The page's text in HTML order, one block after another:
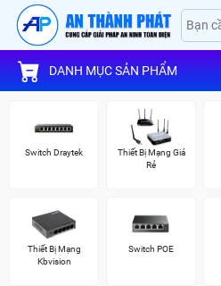
DANH MỤC SẢN PHẨM
Switch Draytek
Thiết Bị Mạng Giá
Rẻ
Thiết Bị Mạng
Kbvision
Switch POE